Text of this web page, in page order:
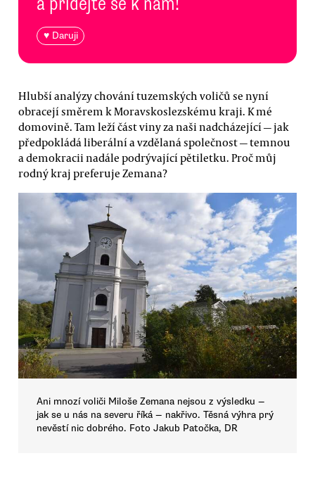
♥ Daruji
Hlubší analýzy chování tuzemských voličů se nyní
obracejí směrem k Moravskoslezskému kraji. K mé
domovině. Tam leží část viny za naši nadcházející — jak
předpokládá liberální a vzdělaná společnost — temnou
a demokracii nadále podrývající pětiletku. Proč můj
rodný kraj preferuje Zemana?
Ani mnozí voliči Miloše Zemana nejsou z výsledku —
jak se u nás na severu říká — nakřivo. Těsná výhra prý
nevěstí nic dobrého. Foto Jakub Patočka, DR